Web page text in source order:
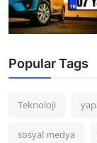
Popular Tags
Teknoloji
sosyal medya